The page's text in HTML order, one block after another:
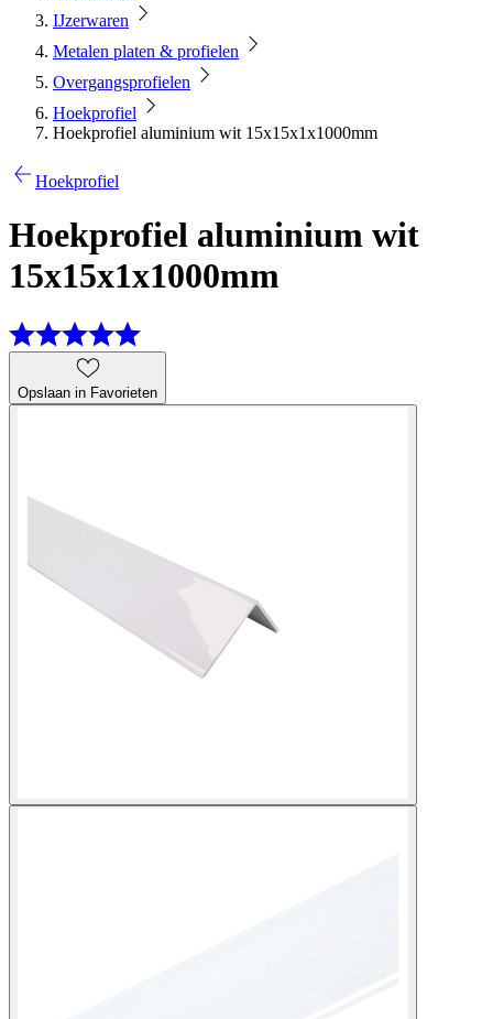
IJzerwaren
Metalen platen & profielen
Overgangsprofielen
Hoekprofiel
Hoekprofiel aluminium wit 15x15x1x1000mm
Hoekprofiel
Hoekprofiel aluminium wit
15x15x1x1000mm
Opslaan in Favorieten